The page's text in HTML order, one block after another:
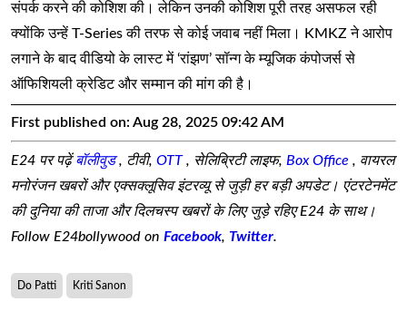
संपर्क करने की कोशिश की। लेकिन उनकी कोशिश पूरी तरह असफल रही
क्योंकि उन्हें T-Series की तरफ से कोई जवाब नहीं मिला। KMKZ ने आरोप
लगाने के बाद वीडियो के लास्ट में ‘रांझण’ सॉन्ग के म्यूजिक कंपोजर्स से
ऑफिशियली क्रेडिट और सम्मान की मांग की है।
First published on: Aug 28, 2025 09:42 AM
E24 पर पढ़ेंबॉलीवुड, टीवी, OTT, सेलिब्रिटी लाइफ, Box Office , वायरल
मनोरंजन खबरों और एक्सक्लूसिव इंटरव्यू से जुड़ी हर बड़ी अपडेट। एंटरटेनमेंट
की दुनिया की ताजा और दिलचस्प खबरों के लिए जुड़े रहिए E24 के साथ।
Follow E24bollywood on Facebook, Twitter.
Do Patti Kriti Sanon